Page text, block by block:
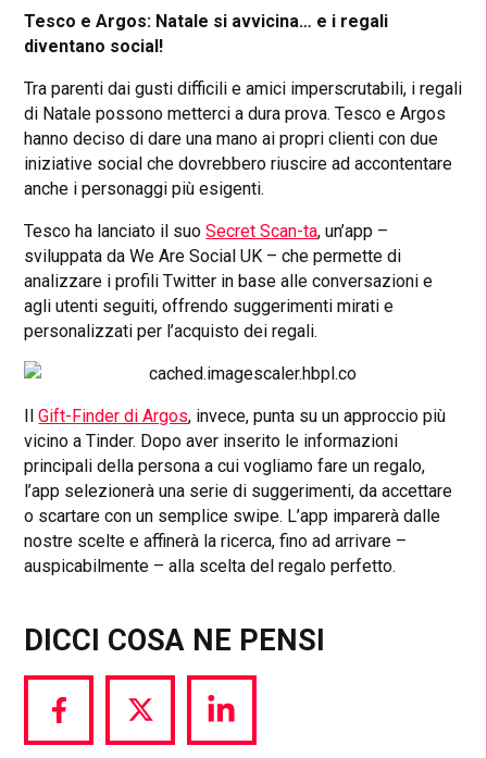
Tesco e Argos: Natale si avvicina… e i regali
diventano social!
Tra parenti dai gusti difficili e amici imperscrutabili, i regali
di Natale possono metterci a dura prova. Tesco e Argos
hanno deciso di dare una mano ai propri clienti con due
iniziative social che dovrebbero riuscire ad accontentare
anche i personaggi più esigenti.
Tesco ha lanciato il suoSecret Scan-ta, un’app –
sviluppata da We Are Social UK – che permette di
analizzare i profili Twitter in base alle conversazioni e
agli utenti seguiti, offrendo suggerimenti mirati e
personalizzati per l’acquisto dei regali.
IlGift-Finder di Argos, invece, punta su un approccio più
vicino a Tinder. Dopo aver inserito le informazioni
principali della persona a cui vogliamo fare un regalo,
l’app selezionerà una serie di suggerimenti, da accettare
o scartare con un semplice swipe. L’app imparerà dalle
nostre scelte e affinerà la ricerca, fino ad arrivare –
auspicabilmente – alla scelta del regalo perfetto.
DICCI COSA NE PENSI
Share
via
Share
via
Share
via